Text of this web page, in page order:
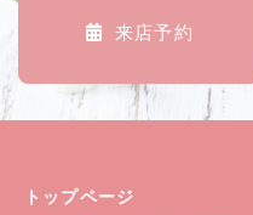
来店予約
トップページ